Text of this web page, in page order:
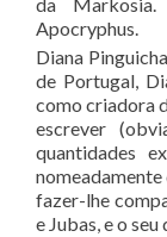
Apocryphus.
Diana
de Portugal,
como criadora
escrever
quantidades
fazer-lhe
e Jubas, e o